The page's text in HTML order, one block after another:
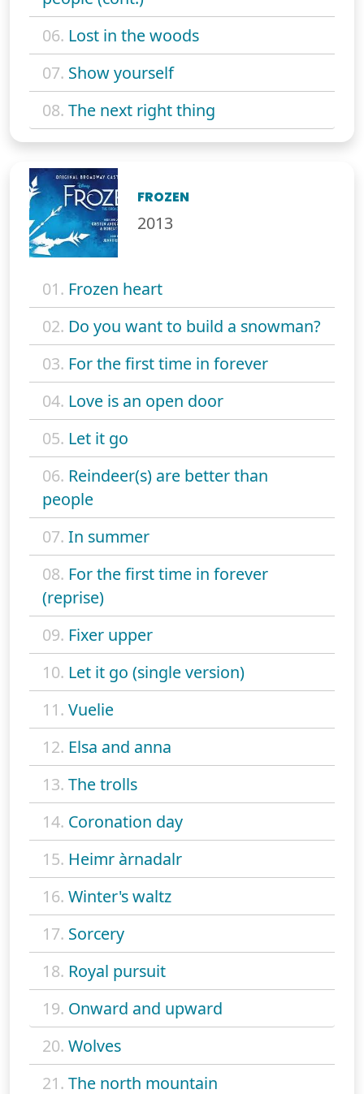
06. Lost in the woods
07. Show yourself
08. The next right thing
FROZEN
2013
01. Frozen heart
02. Do you want to build a snowman?
03. For the first time in forever
04. Love is an open door
05. Let it go
06. Reindeer(s) are better than
people
07. In summer
08. For the first time in forever
(reprise)
09. Fixer upper
10. Let it go (single version)
11. Vuelie
12. Elsa and anna
13. The trolls
14. Coronation day
15. Heimr àrnadalr
16. Winter's waltz
17. Sorcery
18. Royal pursuit
19. Onward and upward
20. Wolves
21. The north mountain